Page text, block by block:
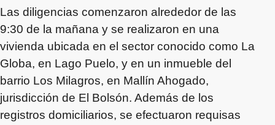
Las diligencias comenzaron alrededor de las
9:30 de la mañana y se realizaron en una
vivienda ubicada en el sector conocido como La
Globa, en Lago Puelo, y en un inmueble del
barrio Los Milagros, en Mallín Ahogado,
jurisdicción de El Bolsón. Además de los
registros domiciliarios, se efectuaron requisas